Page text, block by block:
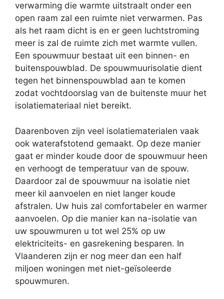
verwarming die warmte uitstraalt onder een
open raam zal een ruimte niet verwarmen. Pas
als het raam dicht is en er geen luchtstroming
meer is zal de ruimte zich met warmte vullen.
Een spouwmuur bestaat uit een binnen- en
buitenspouwblad. De spouwmuurisolatie dient
tegen het binnenspouwblad aan te komen
zodat vochtdoorslag van de buitenste muur het
isolatiemateriaal niet bereikt.
Daarenboven zijn veel isolatiematerialen vaak
ook waterafstotend gemaakt. Op deze manier
gaat er minder koude door de spouwmuur heen
en verhoogt de temperatuur van de spouw.
Daardoor zal de spouwmuur na isolatie niet
meer kil aanvoelen en niet langer koude
afstralen. Uw huis zal comfortabeler en warmer
aanvoelen. Op die manier kan na-isolatie van
uw spouwmuren u tot wel 25% op uw
elektriciteits- en gasrekening besparen. In
Vlaanderen zijn er nog meer dan een half
miljoen woningen met niet-geïsoleerde
spouwmuren.